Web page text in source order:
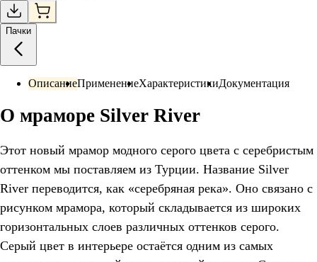
Пачки
ОписаниеПрименениеХарактеристикиДокументация
О мраморе Silver River
Этот новый мрамор модного серого цвета с серебристым
оттенком мы поставляем из Турции. Название Silver
River переводится, как «серебряная река». Оно связано с
рисунком мрамора, который складывается из широких
горизонтальных слоев различных оттенков серого.
Серый цвет в интерьере остаётся одним из самых